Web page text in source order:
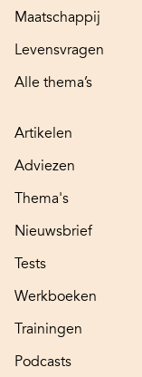
Maatschappij
Levensvragen
Alle thema’s
Artikelen
Adviezen
Thema's
Nieuwsbrief
Tests
Werkboeken
Trainingen
Podcasts